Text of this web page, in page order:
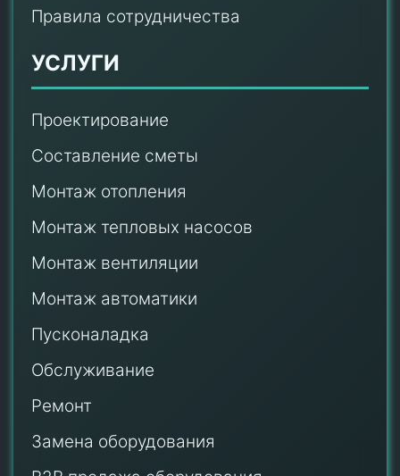
Правила сотрудничества
УСЛУГИ
Проектирование
Составление сметы
Монтаж отопления
Монтаж тепловых насосов
Монтаж вентиляции
Монтаж автоматики
Пусконаладка
Обслуживание
Ремонт
Замена оборудования